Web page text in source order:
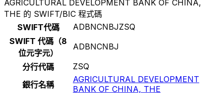
AGRICULTURAL DEVELOPMENT BANK OF CHINA,
THE 的 SWIFT/BIC 程式碼
SWIFT代碼
ADBNCNBJZSQ
SWIFT 代碼（8
位元字元）
ADBNCNBJ
分行代碼
ZSQ
銀行名稱
AGRICULTURAL DEVELOPMENT
BANK OF CHINA, THE